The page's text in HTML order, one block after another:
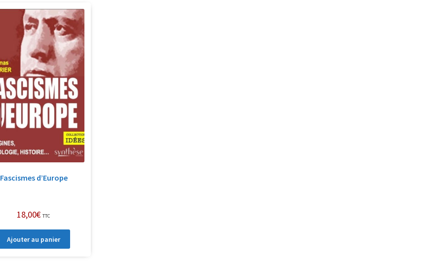
Fascismes d’Europe
18,00€ TTC
Ajouter au panier